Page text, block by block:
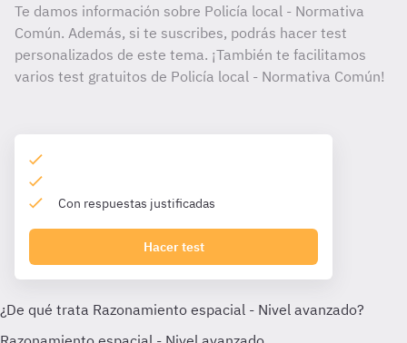
Te damos información sobre Policía local - Normativa
Común. Además, si te suscribes, podrás hacer test
personalizados de este tema. ¡También te facilitamos
varios test gratuitos de Policía local - Normativa Común!
Con respuestas justificadas
Hacer test